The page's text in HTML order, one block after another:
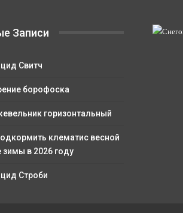
Записи
Свитч
борофоска
горизонтальный
клематис весной
зимы в 2026 году
Строби